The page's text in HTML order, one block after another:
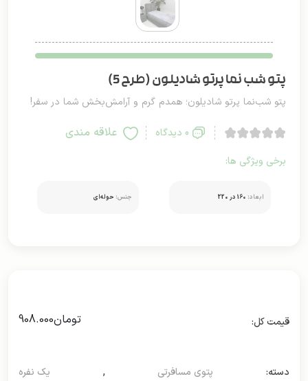
پتو شب نما پرتو شادیلون (طرح 5)
پتو شب‌نما پرتو شادیلون؛ همدم گرم و آرامش‌بخش شما در سفر!
0 دیدگاه علاقه مندی
برخی ویژگی ها:
ابعاد: 160 در 220 جنس: حوله‌ای
تومان908.000
دسته: پتوی مسافرتی , یک نفره